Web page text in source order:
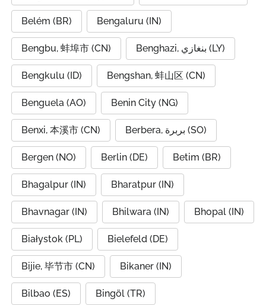
Belém (BR) Bengaluru (IN)
Bengbu, 蚌埠市 (CN) Benghazi, بنغازي (LY)
Bengkulu (ID) Bengshan, 蚌山区 (CN)
Benguela (AO) Benin City (NG)
Benxi, 本溪市 (CN) Berbera, بربرة (SO)
Bergen (NO) Berlin (DE) Betim (BR)
Bhagalpur (IN) Bharatpur (IN)
Bhavnagar (IN) Bhilwara (IN) Bhopal (IN)
Białystok (PL) Bielefeld (DE)
Bijie, 毕节市 (CN) Bikaner (IN)
Bilbao (ES) Bingöl (TR)